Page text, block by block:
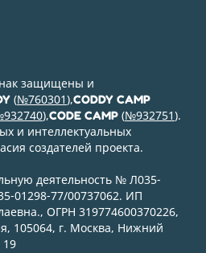
защищены и
(№760301),CODDY CAMP
),CODE CAMP (№932751).
и интеллектуальных
создателей проекта.
деятельность № Л035-
01298-77/00737062. ИП
ОГРН 319774600370226,
105064, г. Москва, Нижний
19